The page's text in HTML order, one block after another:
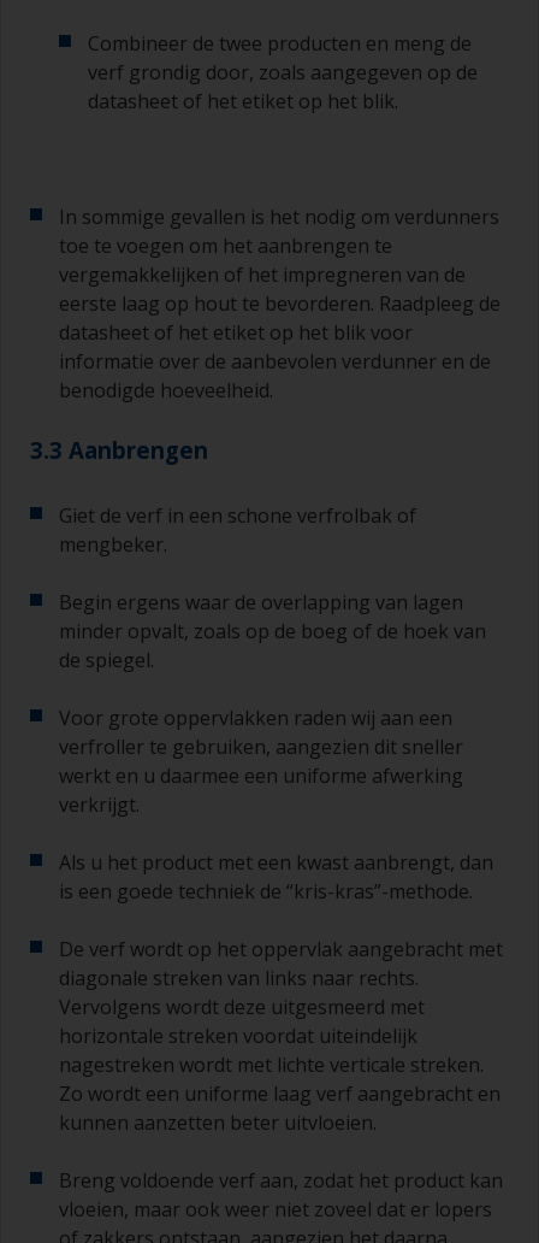
Combineer de twee producten en meng de
verf grondig door, zoals aangegeven op de
datasheet of het etiket op het blik.
In sommige gevallen is het nodig om verdunners
toe te voegen om het aanbrengen te
vergemakkelijken of het impregneren van de
eerste laag op hout te bevorderen. Raadpleeg de
datasheet of het etiket op het blik voor
informatie over de aanbevolen verdunner en de
benodigde hoeveelheid.
3.3 Aanbrengen
Giet de verf in een schone verfrolbak of
mengbeker.
Begin ergens waar de overlapping van lagen
minder opvalt, zoals op de boeg of de hoek van
de spiegel.
Voor grote oppervlakken raden wij aan een
verfroller te gebruiken, aangezien dit sneller
werkt en u daarmee een uniforme afwerking
verkrijgt.
Als u het product met een kwast aanbrengt, dan
is een goede techniek de “kris-kras”-methode.
De verf wordt op het oppervlak aangebracht met
diagonale streken van links naar rechts.
Vervolgens wordt deze uitgesmeerd met
horizontale streken voordat uiteindelijk
nagestreken wordt met lichte verticale streken.
Zo wordt een uniforme laag verf aangebracht en
kunnen aanzetten beter uitvloeien.
Breng voldoende verf aan, zodat het product kan
vloeien, maar ook weer niet zoveel dat er lopers